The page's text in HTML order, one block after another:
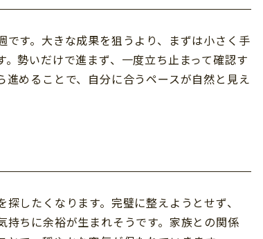
す。大きな成果を狙うより、まずは小さく手
勢いだけで進まず、一度立ち止まって確認す
めることで、自分に合うペースが自然と見え
したくなります。完璧に整えようとせず、
持ちに余裕が生まれそうです。家族との関係